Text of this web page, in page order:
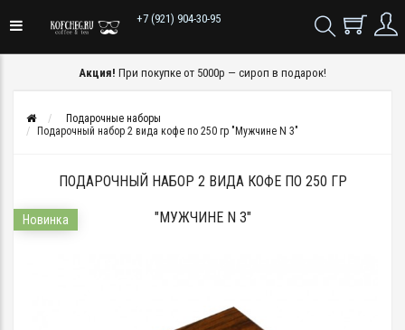
+7 (921) 904-30-95
Акция! При покупке от 5000р — сироп в подарок!
Подарочные наборы
Подарочный набор 2 вида кофе по 250 гр "Мужчине N 3"
ПОДАРОЧНЫЙ НАБОР 2 ВИДА КОФЕ ПО 250 ГР
"МУЖЧИНЕ N 3"
Новинка